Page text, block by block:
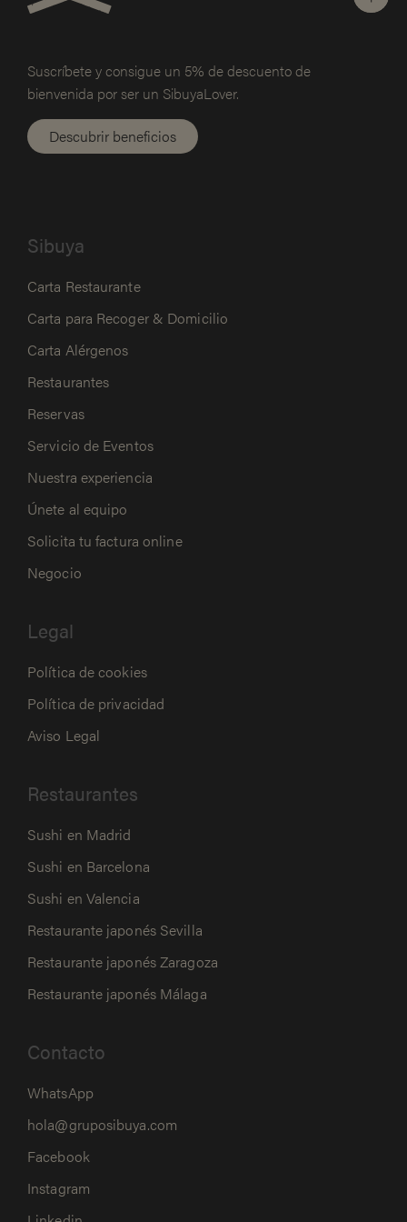
Suscríbete y consigue un 5% dedescuento de
bienvenida por ser un SibuyaLover.
Descubrir beneficios
Sibuya
Carta Restaurante
Carta para Recoger & Domicilio
Carta Alérgenos
Restaurantes
Reservas
Servicio de Eventos
Nuestra experiencia
Únete al equipo
Solicita tu factura online
Negocio
Legal
Política de cookies
Política de privacidad
Aviso Legal
Restaurantes
Sushi en Madrid
Sushi en Barcelona
Sushi en Valencia
Restaurante japonés Sevilla
Restaurante japonés Zaragoza
Restaurante japonés Málaga
Contacto
WhatsApp
hola@gruposibuya.com
Facebook
Instagram